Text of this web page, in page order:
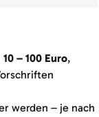
10 – 100 Euro,
werden – je nach